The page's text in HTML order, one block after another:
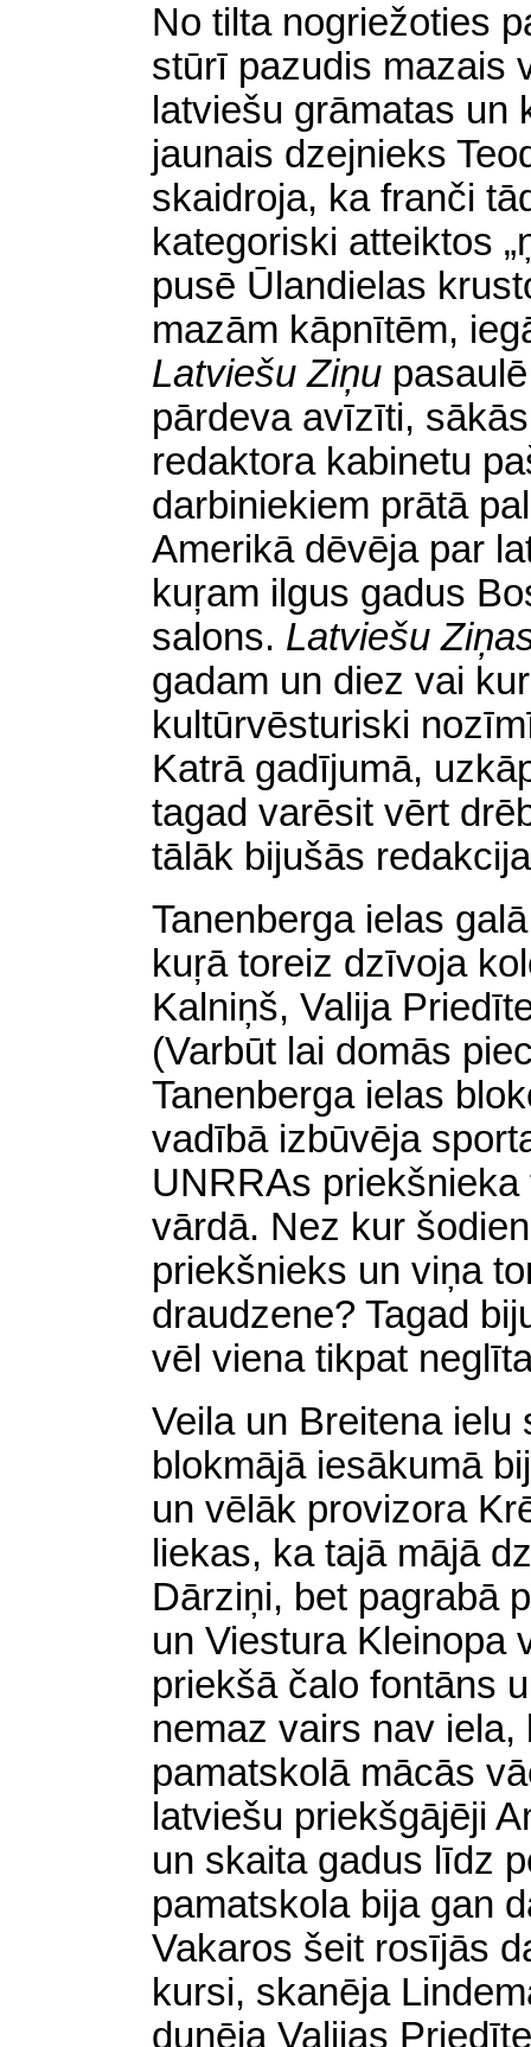
No tilta nogriežoties
stūrī pazudis mazais
latviešu grāmatas
jaunais dzejnieks
skaidroja, ka franči
kategoriski atteiktos
pusē Ūlandielas
mazām kāpnītēm,
Latviešu Ziņu
pārdeva avīzīti,
redaktora kabinetu
darbiniekiem prātā
Amerikā dēvēja par
kuŗam ilgus gadus
salons. Latviešu
gadam un diez vai kur
kultūrvēsturiski
Katrā gadījumā,
tagad varēsit vērt
tālāk bijušās
Tanenberga ielas
kuŗā toreiz dzīvoja
Kalniņš, Valija
(Varbūt lai domās
Tanenberga ielas
vadībā izbūvēja
UNRRAs
vārdā. Nez kur
priekšnieks un viņa
draudzene? Tagad
vēl viena tikpat
Veila un Breitena
blokmājā iesākumā
un vēlāk provizora
liekas, ka tajā mājā
Dārziņi, bet pagrabā
un Viestura Kleinopa
priekšā čalo fontāns
nemaz vairs nav
pamatskolā mācās
latviešu priekšgājēji
un skaita gadus līdz
pamatskola bija gan
Vakaros šeit rosījās
kursi, skanēja
dunēja Valijas